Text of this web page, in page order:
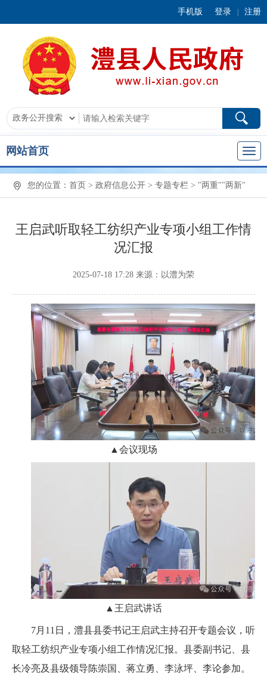
手机版 登录 注册
网站首页
您的位置： 首页 > 政府信息公开 > 专题专栏 > "两重""两新"
王启武听取轻工纺织产业专项小组工作情
况汇报
2025-07-18 17:28 来源：以澧为荣
▲会议现场
▲ 王启武讲话
7月11日，澧县县委书记王启武主持召开专题会议，听
取轻工纺织产业专项小组工作情况汇报。县委副书记、县
长冷亮及县级领导陈崇国、蒋立勇、李泳坪、李论参加。